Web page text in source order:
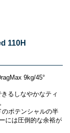
110H
9kg/45°
るしなやかなティ
ポテンシャルの半
には圧倒的な余裕が